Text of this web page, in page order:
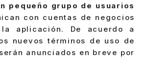
pequeño grupo de usuarios
con cuentas de negocios
aplicación. De acuerdo a
nuevos términos de uso de
anunciados en breve por